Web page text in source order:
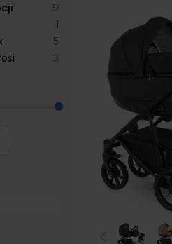
9
1 products available
5 products available
3 products available
wartość